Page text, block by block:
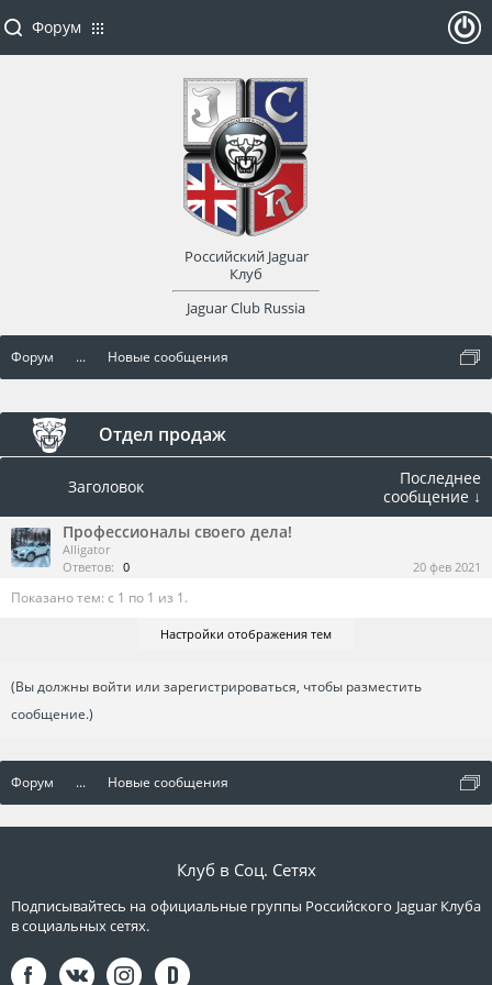
Форум ... Новые сообщения
Отдел продаж
Заголовок
Последнее
сообщение ↓
Профессионалы своего дела!
Alligator
Ответов: 0 20 фев 2021
Показано тем: с 1 по 1 из 1.
Настройки отображения тем
(Вы должны войти или зарегистрироваться, чтобы разместить
сообщение.)
Форум ... Новые сообщения
Форум
Российский Jaguar
Клуб
Jaguar Club Russia
оват
Клуб в Соц. Сетях
Подписывайтесь на официальные группы Российского Jaguar Клуба
в социальных сетях.